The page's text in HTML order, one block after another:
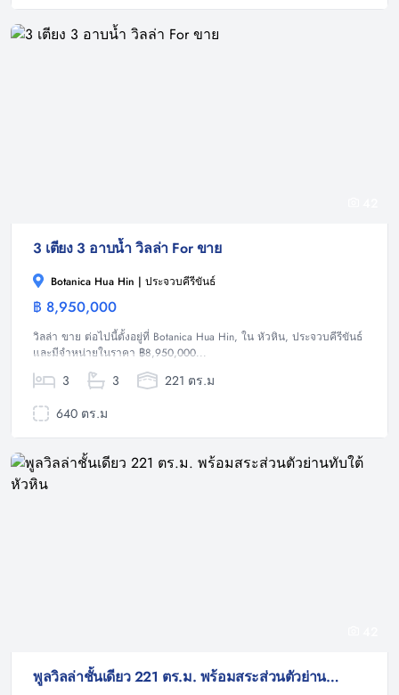
3 เตียง 3 อาบน้ำ วิลล่า For ขาย
Botanica Hua Hin | ประจวบคีรีขันธ์
฿ 8,950,000
วิลล่า ขาย ต่อไปนี้ตั้งอยู่ที่ Botanica Hua Hin, ใน หัวหิน, ประจวบคีรีขันธ์
และมีจำหน่ายในราคา ฿8,950,000...
3 3
221 ตร.ม
640 ตร.ม
พูลวิลล่าชั้นเดียว 221 ตร.ม. พร้อมสระส่วนตัวย่านทับใต้ หัวหิน